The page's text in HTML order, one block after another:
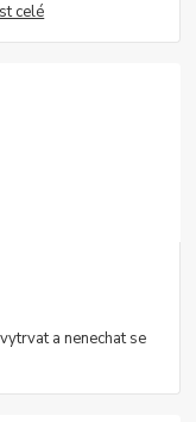
celé
a nenechat se